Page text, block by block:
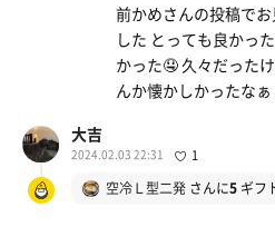
前かめさんの投稿で
した とっても良かっ
かった🤤 久々だった
んか懐かしかったな
大吉
2024.02.03 22:31 1
空冷Ｌ型二発さんに5ギフ